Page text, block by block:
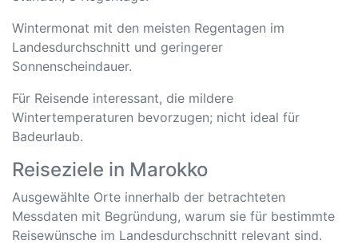
Wintermonat mit den meisten Regentagen im
Landesdurchschnitt und geringerer
Sonnenscheindauer.
Für Reisende interessant, die mildere
Wintertemperaturen bevorzugen; nicht ideal für
Badeurlaub.
Reiseziele in Marokko
Ausgewählte Orte innerhalb der betrachteten
Messdaten mit Begründung, warum sie für bestimmte
Reisewünsche im Landesdurchschnitt relevant sind.